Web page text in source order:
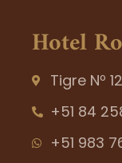
Hotel
Tigre Nº
+51 84
+51 983